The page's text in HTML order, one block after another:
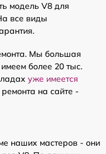
модель V8 для
все виды
Мы большая
более 20 тыс.
уже имеется
на сайте -
наших мастеров - они